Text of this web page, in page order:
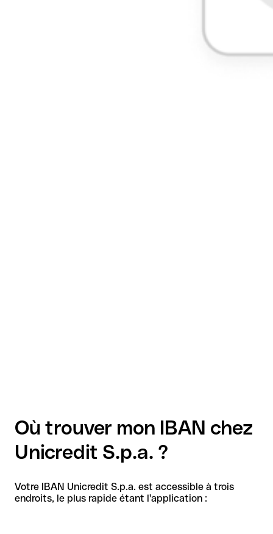
Où trouver mon IBAN chez
Unicredit S.p.a. ?
Votre IBAN Unicredit S.p.a. est accessible à trois
endroits, le plus rapide étant l'application :